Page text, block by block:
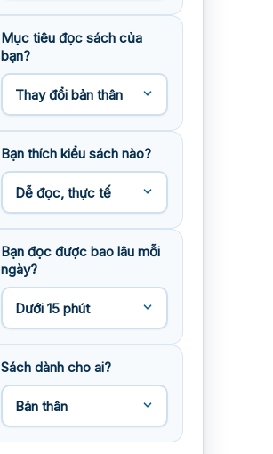
Mục tiêu đọc sách của
bạn?
Bạn thích kiểu sách nào?
Bạn đọc được bao lâu mỗi
ngày?
Sách dành cho ai?